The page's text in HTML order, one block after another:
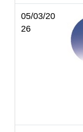
05/03/20
26